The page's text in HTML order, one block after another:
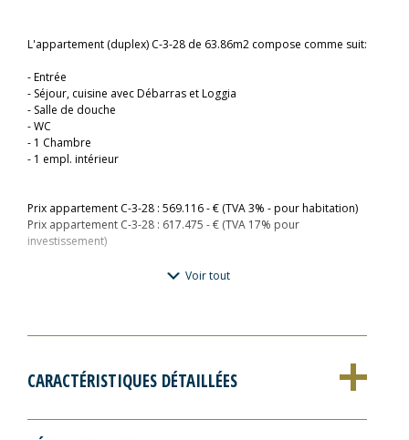
L'appartement (duplex) C-3-28 de 63.86m2 compose comme suit:
- Entrée
- Séjour, cuisine avec Débarras et Loggia
- Salle de douche
- WC
- 1 Chambre
- 1 empl. intérieur
Prix appartement C-3-28 : 569.116 - € (TVA 3% - pour habitation)
Prix appartement C-3-28 : 617.475 - € (TVA 17% pour
investissement)
Pour plus d'informations veuillez contacter : Fischbach Realtors
Alexis Heck, dans un quartier central prisé de Diekirch, entre un
environnement résidentiel calme et les animations du centre-ville.
Les commerces, services, banques, pharmacies ainsi que de
Voir tout
CARACTÉRISTIQUES DÉTAILLÉES